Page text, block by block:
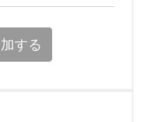
する